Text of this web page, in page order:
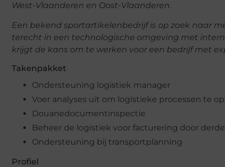
West-Vlaanderen en Oost-Vlaanderen.
Een bekend sportartikelenbedrijf is op zoek naar
terecht in een technologische omgeving met
krijgt de kans om te werken voor een bedrijf met
Takenpakket
Ondersteuning logistiek manager
Voer analyses uit om logistieke processen te
Douanedocumentinspectie
Beheer de logistiek voor facturering door
Ondersteuning bij transportplanning
Profiel